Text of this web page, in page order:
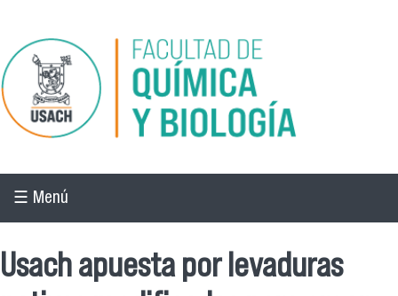
Pasar al contenido principal
☰ Menú
Usach apuesta por levaduras